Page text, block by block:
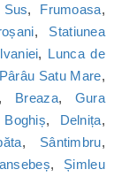
, Frumoasa,
, Statiunea
, Lunca de
Pârâu Satu Mare,
, Breaza, Gura
Boghiș, Delnița,
, Sântimbru,
, Șimleu